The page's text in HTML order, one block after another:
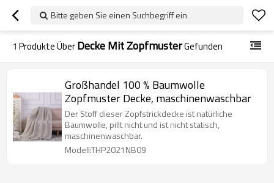
Bitte geben Sie einen Suchbegriff ein
1 Produkte ÜberDecke Mit ZopfmusterGefunden
Großhandel 100 % Baumwolle
Zopfmuster Decke, maschinenwaschbar
Der Stoff dieser Zopfstrickdecke ist natürliche
Baumwolle, pillt nicht und ist nicht statisch,
maschinenwaschbar.
Modell:THP2021NB09